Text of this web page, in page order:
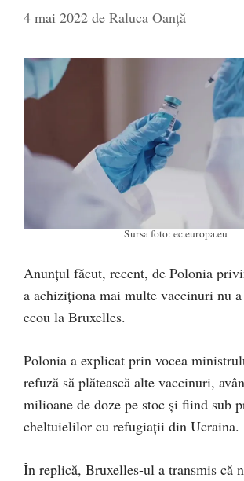
4 mai 2022 de Raluca Oanță
Sursa foto: ec.europa.eu
Anunțul făcut, recent, de Polonia
a achiziționa mai multe vaccinuri nu
ecou la Bruxelles.
Polonia a explicat prin vocea
refuză să plătească alte vaccinuri,
milioane de doze pe stoc și fiind sub
cheltuielilor cu refugiații din Ucraina.
În replică, Bruxelles-ul a transmis că